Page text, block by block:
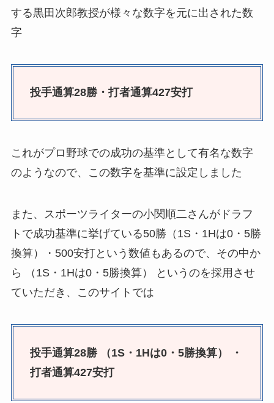
する黒田次郎教授が様々な数字を元に出された数
字
投手通算28勝・打者通算427安打
これがプロ野球での成功の基準として有名な数字
のようなので、この数字を基準に設定しました
また、スポーツライターの小関順二さんがドラフ
トで成功基準に挙げている50勝（1S・1Hは0・5勝
換算）・500安打という数値もあるので、その中か
ら （1S・1Hは0・5勝換算） というのを採用させ
ていただき、このサイトでは
投手通算28勝 （1S・1Hは0・5勝換算） ・
打者通算427安打